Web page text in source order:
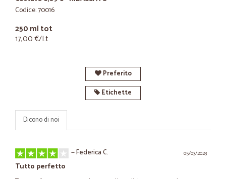
Codice: 70016
250 ml tot
17,00 €/Lt
Preferito
Etichette
Dicono di noi
05/03/2023
—Federica C.
Tutto perfetto